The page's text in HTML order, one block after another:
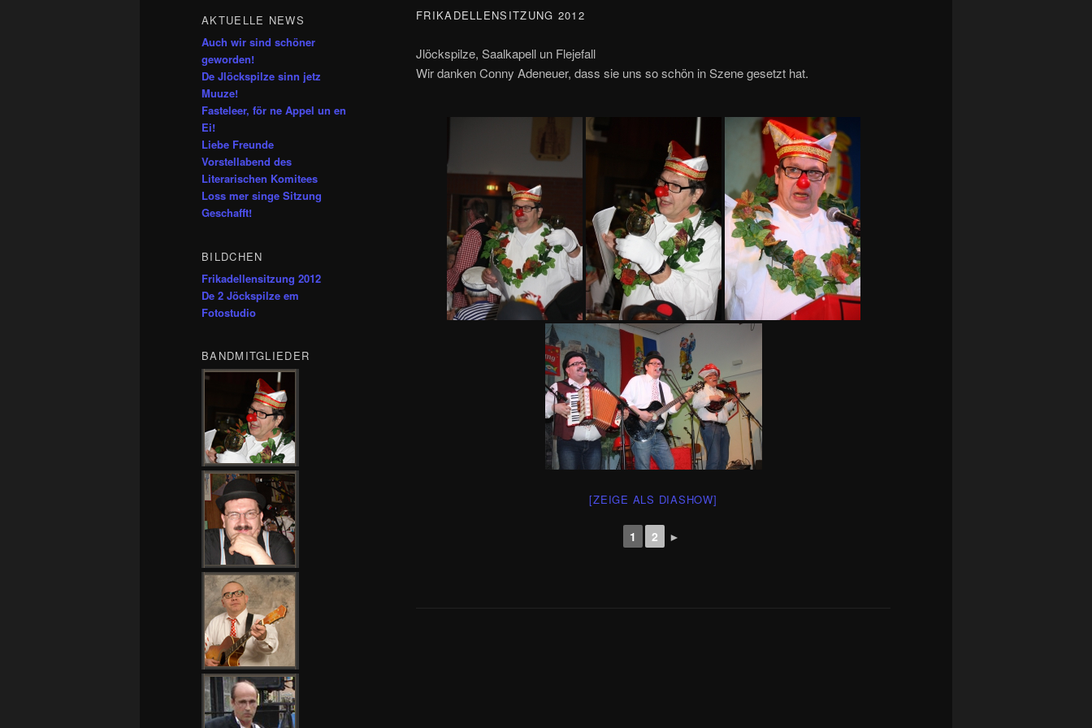
FRIKADELLENSITZUNG 2012
Jlöckspilze, Saalkapell un Flejefall
Wir danken Conny Adeneuer, dass sie uns so schön in Szene gesetzt hat.
[ZEIGE ALS DIASHOW]
1 2 ►
AKTUELLE NEWS
Auch wir sind schöner
geworden!
De Jlöckspilze sinn jetz
Muuze!
Fasteleer, för ne Appel un en
Ei!
Liebe Freunde
Vorstellabend des
Literarischen Komitees
Loss mer singe Sitzung
Geschafft!
BILDCHEN
Frikadellensitzung 2012
De 2 Jöckspilze em
Fotostudio
BANDMITGLIEDER